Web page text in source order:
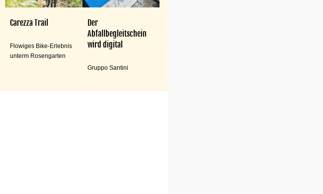
Carezza Trail
Flowiges Bike-Erlebnis
unterm Rosengarten
Der
Abfallbegleitschein
wird digital
Gruppo Santini